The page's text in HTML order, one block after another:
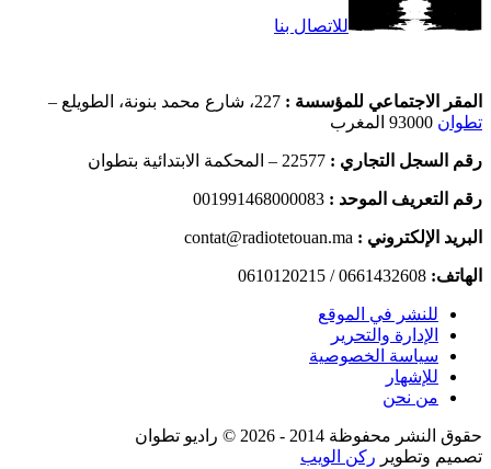
للاتصال بنا
المقر الاجتماعي للمؤسسة : 227، شارع محمد بنونة، الطويلع –
تطوان
رقم السجل التجاري : 22577 – المحكمة الابتدائية بتطوان
رقم التعريف الموحد : 001991468000083
البريد الإلكتروني : contat@radiotetouan.ma
الهاتف: 0661432608 / 0610120215
للنشر في الموقع
الإدارة والتحرير
سياسة الخصوصية
للإشهار
من نحن
حقوق النشر محفوظة 2014 - 2026 © راديو تطوان
تصميم وتطوير ركن الويب